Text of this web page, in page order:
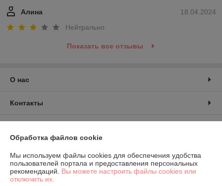
18.04.2024
Алина
Нейтрально
Показать все отзывы
О нас
Контакты
Полная версия сайта
Обработка файлов cookie
Мы используем файлы cookies для обеспечения удобства
пользователей портала и предоставления персональных
рекомендаций. Вы можете настроить файлы cookies или
отключить их.